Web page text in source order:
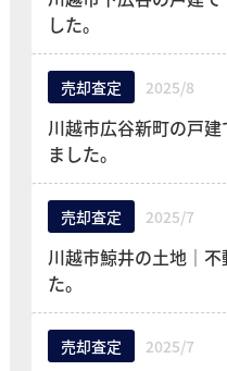
した。
売却査定 2025/8
川越市広谷新町の戸
ました。
売却査定 2025/7
川越市鯨井の土地｜
た。
売却査定 2025/7